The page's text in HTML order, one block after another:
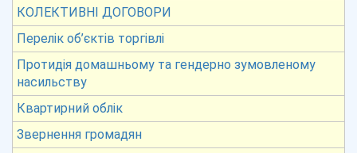
КОЛЕКТИВНІ ДОГОВОРИ
Перелік об’єктів торгівлі
Протидія домашньому та гендерно зумовленому
насильству
Квартирний облік
Звернення громадян